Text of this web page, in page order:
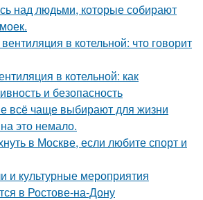
над людьми, которые собирают
в котельной: что говорит
в котельной: как
и безопасность
всё чаще выбирают для жизни
это немало.
в Москве, если любите спорт и
и культурные мероприятия
в Ростове-на-Дону